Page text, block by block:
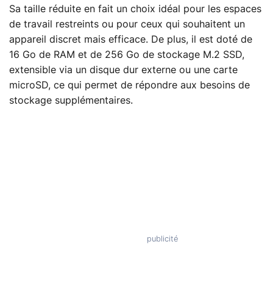
Sa taille réduite en fait un choix idéal pour les espaces
de travail restreints ou pour ceux qui souhaitent un
appareil discret mais efficace. De plus, il est doté de
16 Go de RAM et de 256 Go de stockage M.2 SSD,
extensible via un disque dur externe ou une carte
microSD, ce qui permet de répondre aux besoins de
stockage supplémentaires.